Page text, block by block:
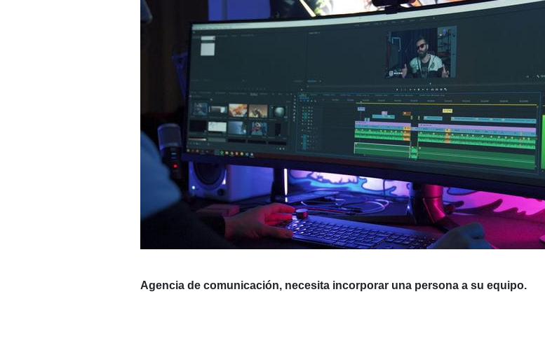
Agencia de comunicación, necesita incorporar una persona a su equipo.